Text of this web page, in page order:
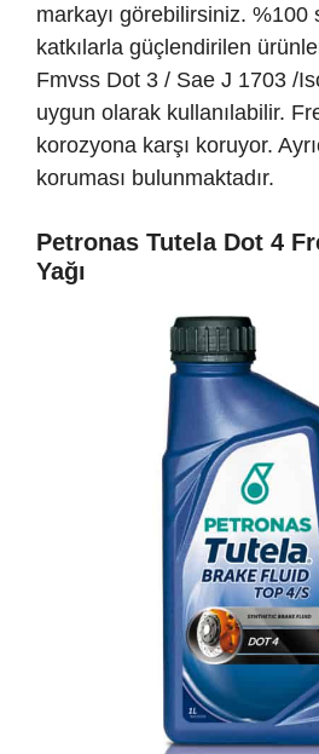
markayı görebilirsiniz. %100
katkılarla güçlendirilen
Fmvss Dot 3 / Sae J 1703 /
uygun olarak kullanılabilir.
korozyona karşı koruyor.
koruması bulunmaktadır.
Petronas Tutela Dot 4
Yağı